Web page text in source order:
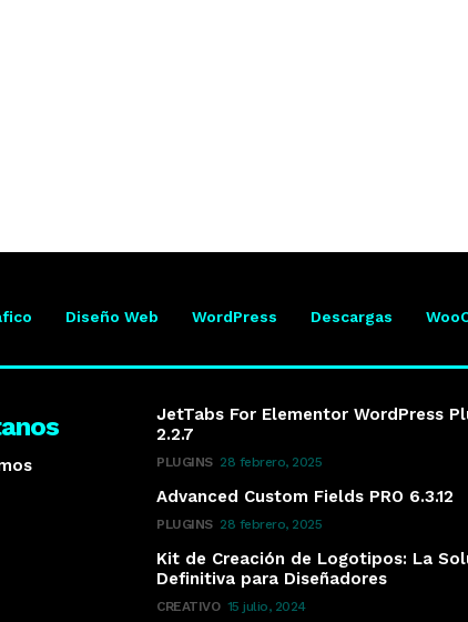
Diseño Web WordPress Descargas
JetTabs For Elementor WordPress
2.2.7
PLUGINS 28 febrero, 2025
Advanced Custom Fields PRO 6.3.12
PLUGINS 28 febrero, 2025
Kit de Creación de Logotipos: La
Definitiva para Diseñadores
CREATIVO 15 julio, 2024